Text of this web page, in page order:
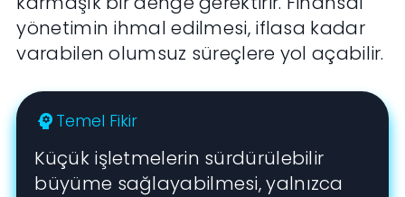
yönetimin ihmal edilmesi, iflasa kadar
varabilen olumsuz süreçlere yol açabilir.
psychology Temel Fikir
Küçük işletmelerin sürdürülebilir
büyüme sağlayabilmesi, yalnızca